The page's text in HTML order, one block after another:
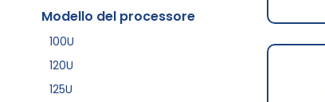
Modello del processore
100U
120U
125U